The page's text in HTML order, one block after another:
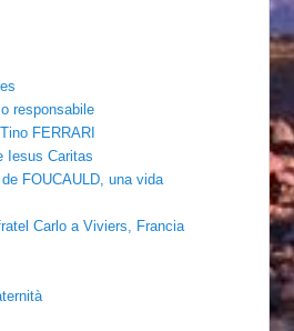
responsabile
FERRARI
Iesus Caritas
FOUCAULD, una vida
Carlo a Viviers, Francia